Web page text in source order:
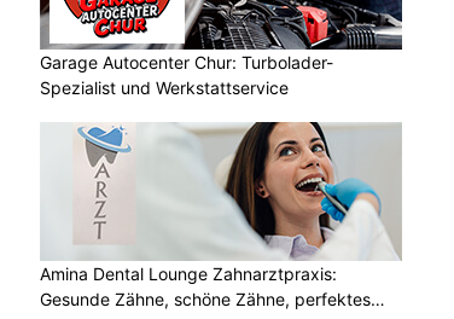
Garage Autocenter Chur: Turbolader-
Spezialist und Werkstattservice
Amina Dental Lounge Zahnarztpraxis:
Gesunde Zähne, schöne Zähne, perfektes